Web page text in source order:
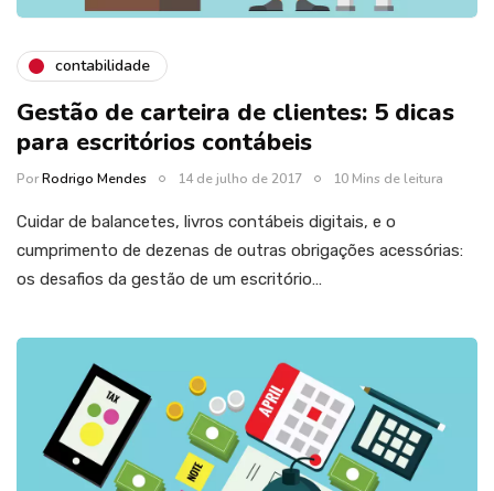
contabilidade
Gestão de carteira de clientes: 5 dicas
para escritórios contábeis
PorRodrigo Mendes 14 de julho de 2017 10 Mins de leitura
Cuidar de balancetes, livros contábeis digitais, e o
cumprimento de dezenas de outras obrigações acessórias:
os desafios da gestão de um escritório…